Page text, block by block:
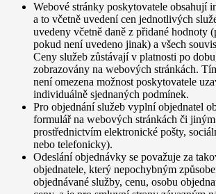
Webové stránky poskytovatele obsahují
a to včetně uvedení cen jednotlivých
uvedeny včetně daně z přidané hodnoty
pokud není uvedeno jinak) a všech
Ceny služeb zůstávají v platnosti po
zobrazovány na webových stránkách.
není omezena možnost poskytovatele
individuálně sjednaných podmínek.
Pro objednání služeb vyplní objednatel
formulář na webových stránkách či
prostřednictvím elektronické pošty,
nebo telefonicky).
Odeslání objednávky se považuje za
objednatele, který nepochybným
objednávané služby, cenu, osobu